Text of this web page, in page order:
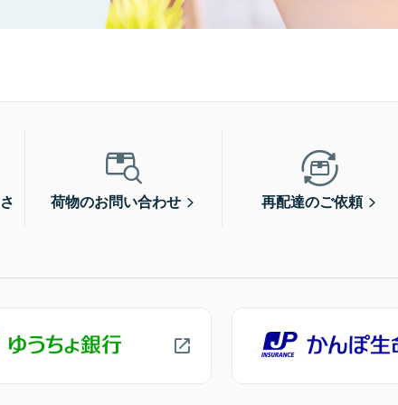
荷物のお問い合わせ 再配達のご依頼